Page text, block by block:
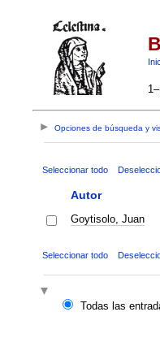
Opciones de búsqueda y
Seleccionar todo
Autor
Goytisolo, Juan
Seleccionar todo
Todas las